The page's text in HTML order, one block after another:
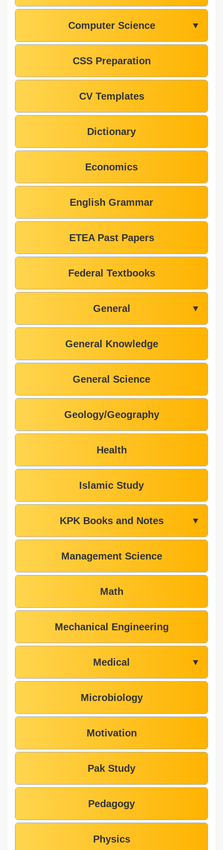
Computer Science ▼
CSS Preparation
CV Templates
Dictionary
Economics
English Grammar
ETEA Past Papers
Federal Textbooks
General ▼
General Knowledge
General Science
Geology/Geography
Health
Islamic Study
KPK Books and Notes ▼
Management Science
Math
Mechanical Engineering
Medical ▼
Microbiology
Motivation
Pak Study
Pedagogy
Physics